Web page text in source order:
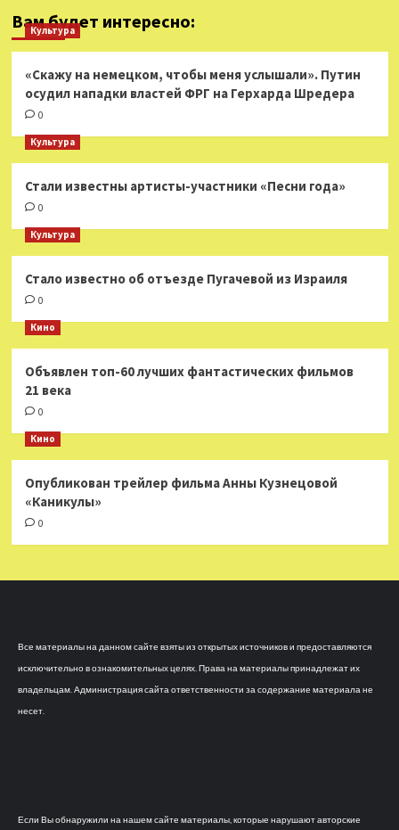
Вам будет интересно:
Культура
«Скажу на немецком, чтобы меня услышали». Путин
осудил нападки властей ФРГ на Герхарда Шредера
0
Культура
Стали известны артисты-участники «Песни года»
0
Культура
Стало известно об отъезде Пугачевой из Израиля
0
Кино
Объявлен топ-60 лучших фантастических фильмов
21 века
0
Кино
Опубликован трейлер фильма Анны Кузнецовой
«Каникулы»
0
Все материалы на данном сайте взяты из открытых источников и предоставляются
исключительно в ознакомительных целях. Права на материалы принадлежат их
владельцам. Администрация сайта ответственности за содержание материала не
несет.
Если Вы обнаружили на нашем сайте материалы, которые нарушают авторские